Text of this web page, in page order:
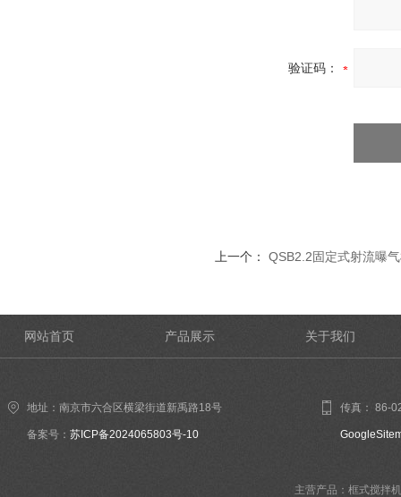
验证码：
上一个： QSB2.2固定式射流曝
网站首页 产品展示 关于我们
地址：南京市六合区横梁街道新禹路18号
备案号： 苏ICP备2024065803号-10
传真： 86-
主营产品：框式搅拌